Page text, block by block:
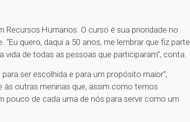
Recursos Humanos. O curso é sua prioridade no
quero, daqui a 50 anos, me lembrar que fiz parte
de todas as pessoas que participaram”, conta.
ser escolhida e para um propósito maior”,
às outras meninas que, assim como temos
pouco de cada uma de nós para servir como um